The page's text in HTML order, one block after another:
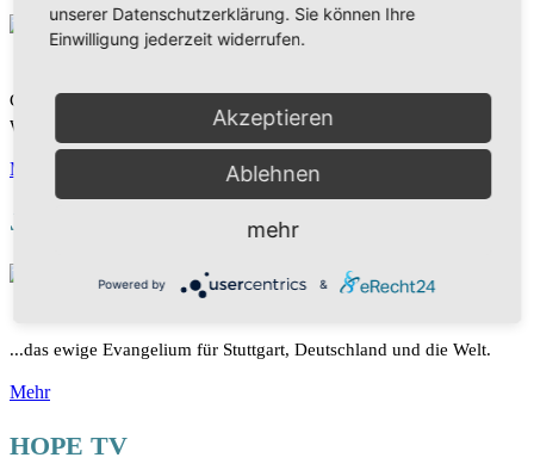
Christliches Fernsehen - spannende Sendungen rund um Gottes
Wort. Die Bibel mit neuen Augen sehen und verstehen.
Mehr
Joel Media Ministry
...das ewige Evangelium für Stuttgart, Deutschland und die Welt.
Mehr
HOPE TV
unserer Datenschutzerklärung. Sie können Ihre
Einwilligung jederzeit widerrufen.
Akzeptieren
Ablehnen
mehr
Powered by &